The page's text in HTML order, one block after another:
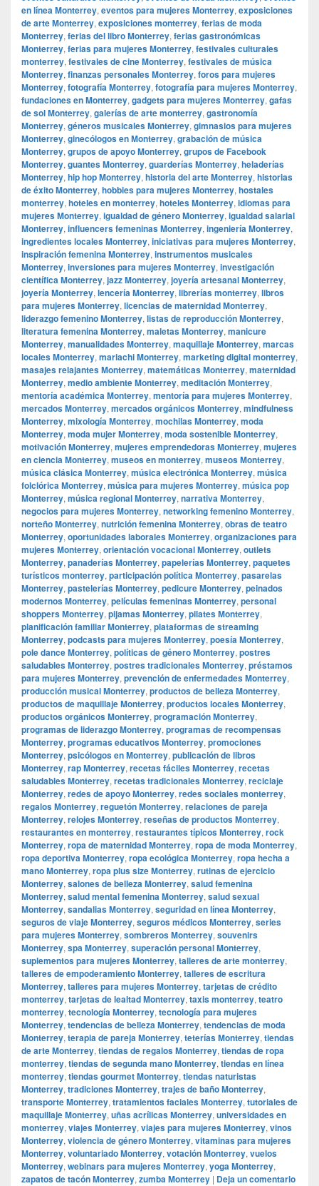
en línea Monterrey, eventos para mujeres Monterrey, exposiciones
de arte Monterrey, exposiciones monterrey, ferias de moda
Monterrey, ferias del libro Monterrey, ferias gastronómicas
Monterrey, ferias para mujeres Monterrey, festivales culturales
monterrey, festivales de cine Monterrey, festivales de música
Monterrey, finanzas personales Monterrey, foros para mujeres
Monterrey, fotografía Monterrey, fotografía para mujeres Monterrey,
fundaciones en Monterrey, gadgets para mujeres Monterrey, gafas
de sol Monterrey, galerías de arte monterrey, gastronomía
Monterrey, géneros musicales Monterrey, gimnasios para mujeres
Monterrey, ginecólogos en Monterrey, grabación de música
Monterrey, grupos de apoyo Monterrey, grupos de Facebook
Monterrey, guantes Monterrey, guarderías Monterrey, heladerías
Monterrey, hip hop Monterrey, historia del arte Monterrey, historias
de éxito Monterrey, hobbies para mujeres Monterrey, hostales
monterrey, hoteles en monterrey, hoteles Monterrey, idiomas para
mujeres Monterrey, igualdad de género Monterrey, igualdad salarial
Monterrey, influencers femeninas Monterrey, ingeniería Monterrey,
ingredientes locales Monterrey, iniciativas para mujeres Monterrey,
inspiración femenina Monterrey, instrumentos musicales
Monterrey, inversiones para mujeres Monterrey, investigación
científica Monterrey, jazz Monterrey, joyería artesanal Monterrey,
joyería Monterrey, lencería Monterrey, librerías monterrey, libros
para mujeres Monterrey, licencias de maternidad Monterrey,
liderazgo femenino Monterrey, listas de reproducción Monterrey,
literatura femenina Monterrey, maletas Monterrey, manicure
Monterrey, manualidades Monterrey, maquillaje Monterrey, marcas
locales Monterrey, mariachi Monterrey, marketing digital monterrey,
masajes relajantes Monterrey, matemáticas Monterrey, maternidad
Monterrey, medio ambiente Monterrey, meditación Monterrey,
mentoría académica Monterrey, mentoría para mujeres Monterrey,
mercados Monterrey, mercados orgánicos Monterrey, mindfulness
Monterrey, mixología Monterrey, mochilas Monterrey, moda
Monterrey, moda mujer Monterrey, moda sostenible Monterrey,
motivación Monterrey, mujeres emprendedoras Monterrey, mujeres
en ciencia Monterrey, museos en monterrey, museos Monterrey,
música clásica Monterrey, música electrónica Monterrey, música
folclórica Monterrey, música para mujeres Monterrey, música pop
Monterrey, música regional Monterrey, narrativa Monterrey,
negocios para mujeres Monterrey, networking femenino Monterrey,
norteño Monterrey, nutrición femenina Monterrey, obras de teatro
Monterrey, oportunidades laborales Monterrey, organizaciones para
mujeres Monterrey, orientación vocacional Monterrey, outlets
Monterrey, panaderías Monterrey, papelerías Monterrey, paquetes
turísticos monterrey, participación política Monterrey, pasarelas
Monterrey, pastelerías Monterrey, pedicure Monterrey, peinados
modernos Monterrey, películas femeninas Monterrey, personal
shoppers Monterrey, pijamas Monterrey, pilates Monterrey,
planificación familiar Monterrey, plataformas de streaming
Monterrey, podcasts para mujeres Monterrey, poesía Monterrey,
pole dance Monterrey, políticas de género Monterrey, postres
saludables Monterrey, postres tradicionales Monterrey, préstamos
para mujeres Monterrey, prevención de enfermedades Monterrey,
producción musical Monterrey, productos de belleza Monterrey,
productos de maquillaje Monterrey, productos locales Monterrey,
productos orgánicos Monterrey, programación Monterrey,
programas de liderazgo Monterrey, programas de recompensas
Monterrey, programas educativos Monterrey, promociones
Monterrey, psicólogos en Monterrey, publicación de libros
Monterrey, rap Monterrey, recetas fáciles Monterrey, recetas
saludables Monterrey, recetas tradicionales Monterrey, reciclaje
Monterrey, redes de apoyo Monterrey, redes sociales monterrey,
regalos Monterrey, reguetón Monterrey, relaciones de pareja
Monterrey, relojes Monterrey, reseñas de productos Monterrey,
restaurantes en monterrey, restaurantes típicos Monterrey, rock
Monterrey, ropa de maternidad Monterrey, ropa de moda Monterrey,
ropa deportiva Monterrey, ropa ecológica Monterrey, ropa hecha a
mano Monterrey, ropa plus size Monterrey, rutinas de ejercicio
Monterrey, salones de belleza Monterrey, salud femenina
Monterrey, salud mental femenina Monterrey, salud sexual
Monterrey, sandalias Monterrey, seguridad en línea Monterrey,
seguros de viaje Monterrey, seguros médicos Monterrey, series
para mujeres Monterrey, sombreros Monterrey, souvenirs
Monterrey, spa Monterrey, superación personal Monterrey,
suplementos para mujeres Monterrey, talleres de arte monterrey,
talleres de empoderamiento Monterrey, talleres de escritura
Monterrey, talleres para mujeres Monterrey, tarjetas de crédito
monterrey, tarjetas de lealtad Monterrey, taxis monterrey, teatro
monterrey, tecnología Monterrey, tecnología para mujeres
Monterrey, tendencias de belleza Monterrey, tendencias de moda
Monterrey, terapia de pareja Monterrey, teterías Monterrey, tiendas
de arte Monterrey, tiendas de regalos Monterrey, tiendas de ropa
monterrey, tiendas de segunda mano Monterrey, tiendas en línea
monterrey, tiendas gourmet Monterrey, tiendas naturistas
Monterrey, tradiciones Monterrey, trajes de baño Monterrey,
transporte Monterrey, tratamientos faciales Monterrey, tutoriales de
maquillaje Monterrey, uñas acrílicas Monterrey, universidades en
monterrey, viajes Monterrey, viajes para mujeres Monterrey, vinos
Monterrey, violencia de género Monterrey, vitaminas para mujeres
Monterrey, voluntariado Monterrey, votación Monterrey, vuelos
Monterrey, webinars para mujeres Monterrey, yoga Monterrey,
zapatos de tacón Monterrey, zumba Monterrey | Deja un comentario